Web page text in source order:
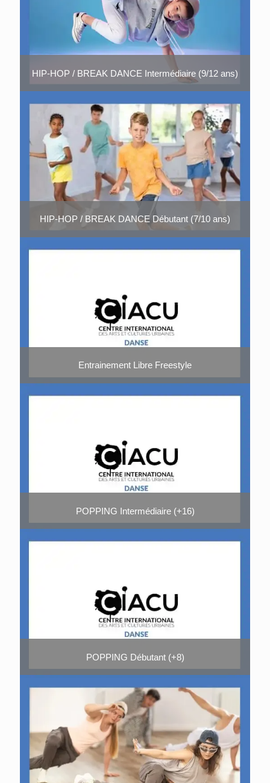
HIP-HOP / BREAK DANCE Intermédiaire (9/12 ans)
HIP-HOP / BREAK DANCE Débutant (7/10 ans)
Entrainement Libre Freestyle
POPPING Intermédiaire (+16)
POPPING Débutant (+8)